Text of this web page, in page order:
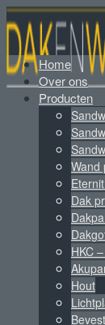
Home
Over ons
Producten
Wand
Dak
HKC
Hout